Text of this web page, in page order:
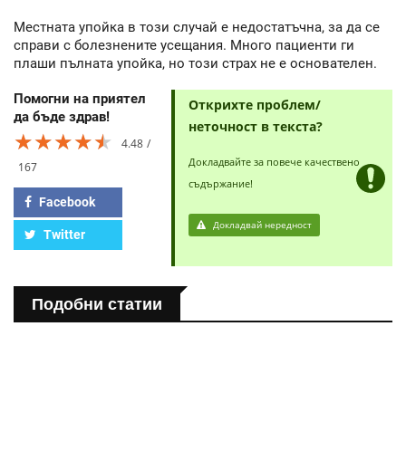
Местната упойка в този случай е недостатъчна, за да се
справи с болезнените усещания. Много пациенти ги
плаши пълната упойка, но този страх не е основателен.
Помогни на приятел
да бъде здрав!
★★★★★
★★★★★
★★★★★
4.48
167
Facebook
Twitter
Открихте проблем/
неточност в текста?
Докладвайте за повече качествено
съдържание!
Докладвай нередност
Подобни статии